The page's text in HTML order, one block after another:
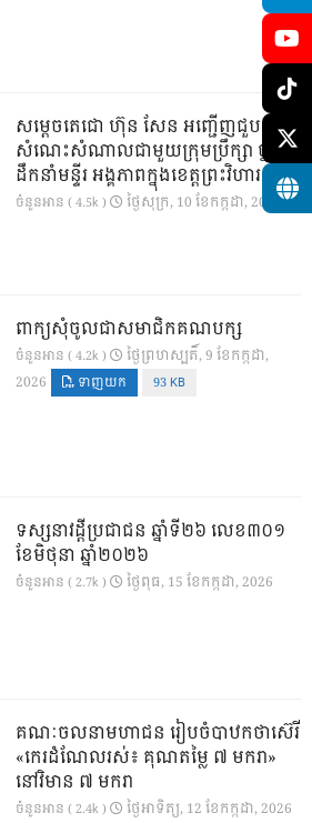
សម្តេចតេជោ ហ៊ុន សែន អញ្ជើញជួប
សំណេះសំណាលជាមួយក្រុមប្រឹក្សា ថ្នាក់
ដឹកនាំមន្ទីរ អង្គភាពក្នុងខេត្តព្រះវិហារ
ចំនួនអាន ( 4.5k ) ថ្ងៃ​សុក្រ, 10 ខែ​កក្កដា, 2026
ពាក្យសុំចូលជាសមាជិកគណបក្ស
ចំនួនអាន ( 4.2k )
ថ្ងៃ​ព្រហស្បតិ៍, 9 ខែ​កក្កដា,
2026
ទាញយក 93 KB
ទស្សនាវដ្ដីប្រជាជន ឆ្នាំទី២៦ លេខ៣០១
ខែមិថុនា ឆ្នាំ២០២៦
ចំនួនអាន ( 2.7k ) ថ្ងៃ​ពុធ, 15 ខែ​កក្កដា, 2026
គណៈចលនាមហាជន រៀបចំបាឋកថាស៊េរី
«កេរដំណែលរស់៖ គុណតម្លៃ ៧ មករា»
នៅវិមាន ៧ មករា
ចំនួនអាន ( 2.4k ) ថ្ងៃ​អាទិត្យ, 12 ខែ​កក្កដា, 2026